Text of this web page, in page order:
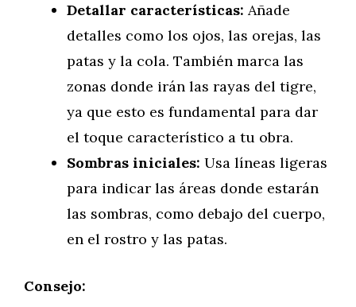
Detallar características: Añade
detalles como los ojos, las orejas, las
patas y la cola. También marca las
zonas donde irán las rayas del tigre,
ya que esto es fundamental para dar
el toque característico a tu obra.
Sombras iniciales: Usa líneas ligeras
para indicar las áreas donde estarán
las sombras, como debajo del cuerpo,
en el rostro y las patas.
Consejo: